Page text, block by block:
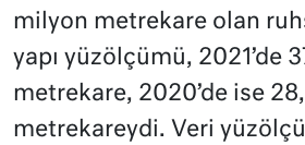
milyon metrekare olan
yapı yüzölçümü, 2021’de
metrekare, 2020’de ise
metrekareydi. Veri